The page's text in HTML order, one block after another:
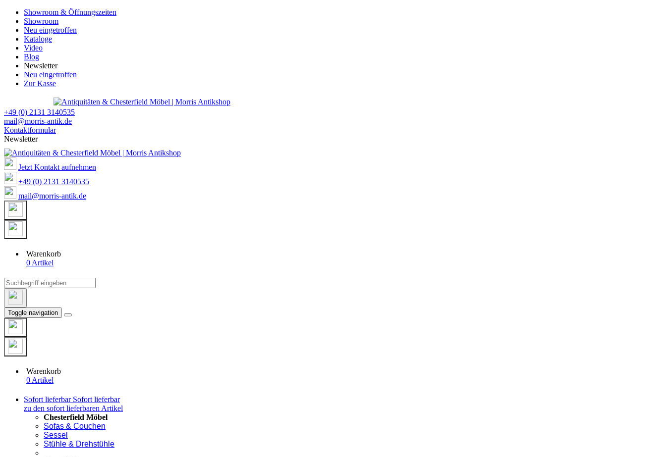
Showroom & Öffnungszeiten
Showroom
Neu eingetroffen
Kataloge
Video
Blog
Newsletter
Neu eingetroffen
Zur Kasse
+49 (0) 2131 3140535
mail@morris-antik.de
Kontaktformular
Newsletter
Jetzt Kontakt aufnehmen
+49 (0) 2131 3140535
mail@morris-antik.de
Warenkorb
0 Artikel
Toggle navigation
Warenkorb
0 Artikel
Sofort lieferbar Sofort lieferbar
zu den sofort lieferbaren Artikel
Chesterfield Möbel
Sofas & Couchen
Sessel
Stühle & Drehstühle